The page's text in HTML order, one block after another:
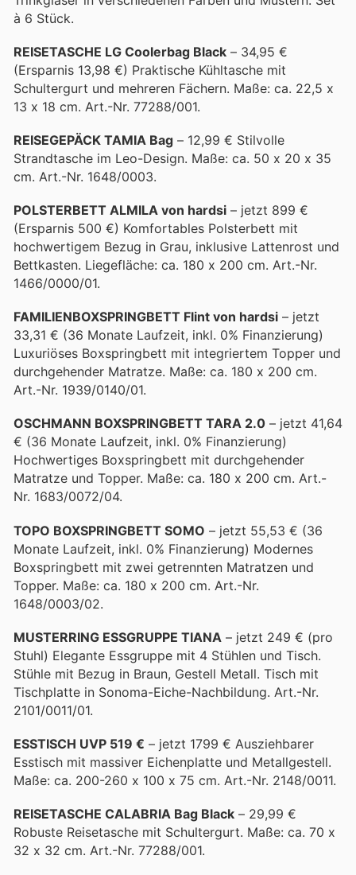
à 6 Stück.
REISETASCHE LG Coolerbag Black – 34,95 €
(Ersparnis 13,98 €) Praktische Kühltasche mit
Schultergurt und mehreren Fächern. Maße: ca. 22,5 x
13 x 18 cm. Art.-Nr. 77288/001.
REISEGEPÄCK TAMIA Bag – 12,99 € Stilvolle
Strandtasche im Leo-Design. Maße: ca. 50 x 20 x 35
cm. Art.-Nr. 1648/0003.
POLSTERBETT ALMILA von hardsi – jetzt 899 €
(Ersparnis 500 €) Komfortables Polsterbett mit
hochwertigem Bezug in Grau, inklusive Lattenrost und
Bettkasten. Liegefläche: ca. 180 x 200 cm. Art.-Nr.
1466/0000/01.
FAMILIENBOXSPRINGBETT Flint von hardsi – jetzt
33,31 € (36 Monate Laufzeit, inkl. 0% Finanzierung)
Luxuriöses Boxspringbett mit integriertem Topper und
durchgehender Matratze. Maße: ca. 180 x 200 cm.
Art.-Nr. 1939/0140/01.
OSCHMANN BOXSPRINGBETT TARA 2.0 – jetzt 41,64
€ (36 Monate Laufzeit, inkl. 0% Finanzierung)
Hochwertiges Boxspringbett mit durchgehender
Matratze und Topper. Maße: ca. 180 x 200 cm. Art.-
Nr. 1683/0072/04.
TOPO BOXSPRINGBETT SOMO – jetzt 55,53 € (36
Monate Laufzeit, inkl. 0% Finanzierung) Modernes
Boxspringbett mit zwei getrennten Matratzen und
Topper. Maße: ca. 180 x 200 cm. Art.-Nr.
1648/0003/02.
MUSTERRING ESSGRUPPE TIANA – jetzt 249 € (pro
Stuhl) Elegante Essgruppe mit 4 Stühlen und Tisch.
Stühle mit Bezug in Braun, Gestell Metall. Tisch mit
Tischplatte in Sonoma-Eiche-Nachbildung. Art.-Nr.
2101/0011/01.
ESSTISCH UVP 519 € – jetzt 1799 € Ausziehbarer
Esstisch mit massiver Eichenplatte und Metallgestell.
Maße: ca. 200-260 x 100 x 75 cm. Art.-Nr. 2148/0011.
REISETASCHE CALABRIA Bag Black – 29,99 €
Robuste Reisetasche mit Schultergurt. Maße: ca. 70 x
32 x 32 cm. Art.-Nr. 77288/001.